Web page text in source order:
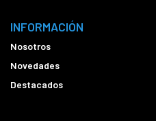
INFORMACIÓN
Nosotros
Novedades
Destacados